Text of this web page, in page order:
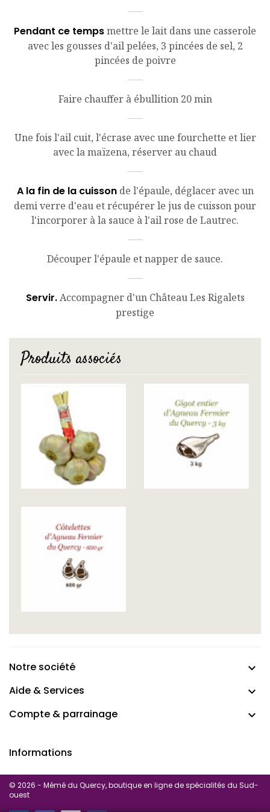
Pendant ce tempsmettre le lait dans une casserole
avec les gousses d'ail pelées, 3 pincées de sel, 2
pincées de poivre
Faire chauffer à ébullition 20 min
Une fois l'ail cuit, l'écrase avec une fourchette et lier
avec la maïzena, réserver au chaud
A la fin de la cuissonde l'épaule, déglacer avec un
demi verre d'eau et récupérer le jus de cuisson pour
l'incorporer à la sauce à l'ail rose de Lautrec.
Découper l'épaule et napper de sauce.
Servir.Accompagner d'un Château Les Rigalets
prestige
Produits associés
Notre société 
Aide & Services 
Compte & parrainage 
Informations
© 2026 - Mémé du Quercy, boutique en ligne de spécialités du Sud-
ouest